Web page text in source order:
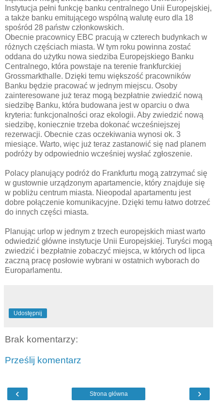
Instytucja pełni funkcję banku centralnego Unii Europejskiej,
a także banku emitującego wspólną walutę euro dla 18
spośród 28 państw członkowskich.
Obecnie pracownicy EBC pracują w czterech budynkach w
różnych częściach miasta. W tym roku powinna zostać
oddana do użytku nowa siedziba Europejskiego Banku
Centralnego, która powstaje na terenie frankfurckiej
Grossmarkthalle. Dzięki temu większość pracowników
Banku będzie pracować w jednym miejscu. Osoby
zainteresowane już teraz mogą bezpłatnie zwiedzić nową
siedzibę Banku, która budowana jest w oparciu o dwa
kryteria: funkcjonalności oraz ekologii. Aby zwiedzić nową
siedzibę, koniecznie trzeba dokonać wcześniejszej
rezerwacji. Obecnie czas oczekiwania wynosi ok. 3
miesiące. Warto, więc już teraz zastanowić się nad planem
podróży by odpowiednio wcześniej wysłać zgłoszenie.
Polacy planujący podróż do Frankfurtu mogą zatrzymać się
w gustownie urządzonym apartamencie, który znajduje się
w pobliżu centrum miasta. Nieopodal apartamentu jest
dobre połączenie komunikacyjne. Dzięki temu łatwo dotrzeć
do innych części miasta.
Planując urlop w jednym z trzech europejskich miast warto
odwiedzić główne instytucje Unii Europejskiej. Turyści mogą
zwiedzić i bezpłatnie zobaczyć miejsca, w których od lipca
zaczną pracę posłowie wybrani w ostatnich wyborach do
Europarlamentu.
Udostępnij
Brak komentarzy:
Prześlij komentarz
‹ ›
Strona główna